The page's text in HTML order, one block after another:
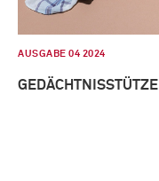
AUSGABE 04 2024
GEDÄCHTNISSTÜTZE